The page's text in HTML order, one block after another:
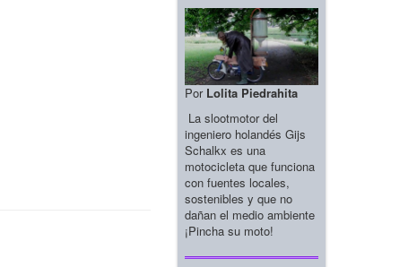
Por Lolita Piedrahita
La slootmotor del
ingeniero holandés Gijs
Schalkx es una
motocicleta que funciona
con fuentes locales,
sostenibles y que no
dañan el medio ambiente
¡Pincha su moto!